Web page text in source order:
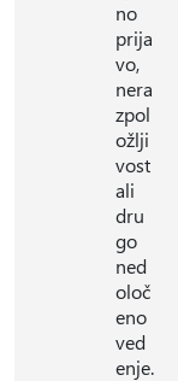
no
prija
vo,
nera
zpol
ožlji
vost
ali
dru
go
ned
oloč
eno
ved
enje.